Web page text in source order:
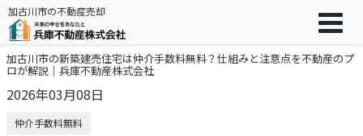
加古川市の不動産売却
加古川市の新築建売住宅は仲介手数料無料？仕組みと注意点を不動産のプ
ロが解説｜兵庫不動産株式会社
2026年03月08日
仲介手数料無料